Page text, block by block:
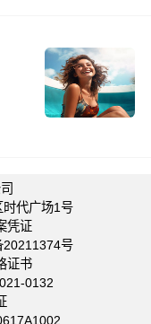
光，这一消息引起了
时代广场1号
凭证
20211374号
证书
0132